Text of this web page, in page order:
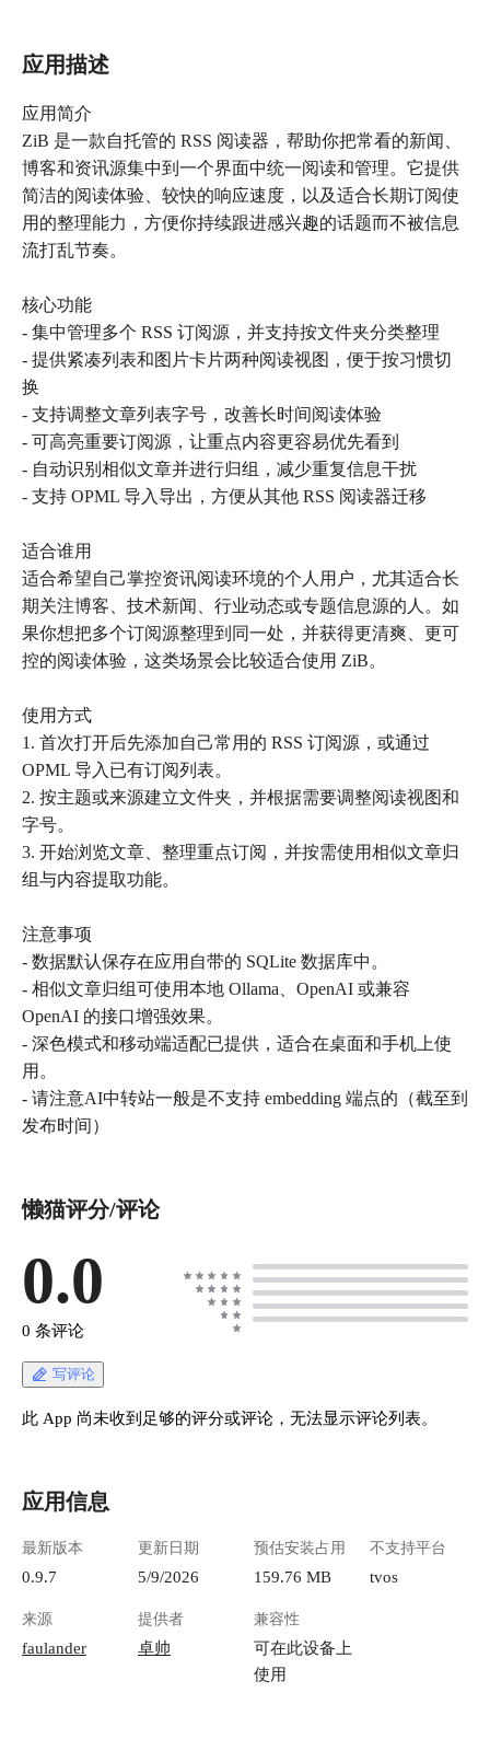
应用描述
应用简介
ZiB 是一款自托管的 RSS 阅读器，帮助你把常看的新闻、
博客和资讯源集中到一个界面中统一阅读和管理。它提供
简洁的阅读体验、较快的响应速度，以及适合长期订阅使
用的整理能力，方便你持续跟进感兴趣的话题而不被信息
流打乱节奏。
核心功能
- 集中管理多个 RSS 订阅源，并支持按文件夹分类整理
- 提供紧凑列表和图片卡片两种阅读视图，便于按习惯切
换
- 支持调整文章列表字号，改善长时间阅读体验
- 可高亮重要订阅源，让重点内容更容易优先看到
- 自动识别相似文章并进行归组，减少重复信息干扰
- 支持 OPML 导入导出，方便从其他 RSS 阅读器迁移
适合谁用
适合希望自己掌控资讯阅读环境的个人用户，尤其适合长
期关注博客、技术新闻、行业动态或专题信息源的人。如
果你想把多个订阅源整理到同一处，并获得更清爽、更可
控的阅读体验，这类场景会比较适合使用 ZiB。
使用方式
1. 首次打开后先添加自己常用的 RSS 订阅源，或通过
OPML 导入已有订阅列表。
2. 按主题或来源建立文件夹，并根据需要调整阅读视图和
字号。
3. 开始浏览文章、整理重点订阅，并按需使用相似文章归
组与内容提取功能。
注意事项
- 数据默认保存在应用自带的 SQLite 数据库中。
- 相似文章归组可使用本地 Ollama、OpenAI 或兼容
OpenAI 的接口增强效果。
- 深色模式和移动端适配已提供，适合在桌面和手机上使
用。
- 请注意AI中转站一般是不支持 embedding 端点的（截至到
发布时间）
懒猫评分/评论
0.0
0 条评论
写评论
此 App 尚未收到足够的评分或评论，无法显示评论列表。
应用信息
最新版本
0.9.7
更新日期
5/9/2026
预估安装占用
159.76 MB
不支持平台
tvos
来源
faulander
提供者
卓帅
兼容性
可在此设备上
使用